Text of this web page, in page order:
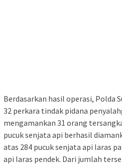
Berdasarkan hasil operasi, Polda
32 perkara tindak pidana
mengamankan 31 orang
pucuk senjata api berhasil
atas 284 pucuk senjata api laras
api laras pendek. Dari jumlah